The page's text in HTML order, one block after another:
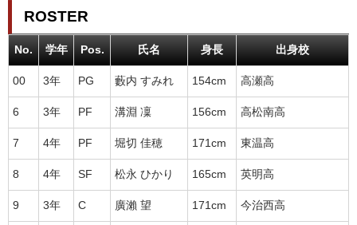
ROSTER
No. 学年 Pos. 氏名 身長 出身校
00 3年 PG 藪内 すみれ 154cm 高瀬高
6 3年 PF 溝淵 凜 156cm 高松南高
7 4年 PF 堀切 佳穂 171cm 東温高
8 4年 SF 松永 ひかり 165cm 英明高
9 3年 C 廣瀨 望 171cm 今治西高